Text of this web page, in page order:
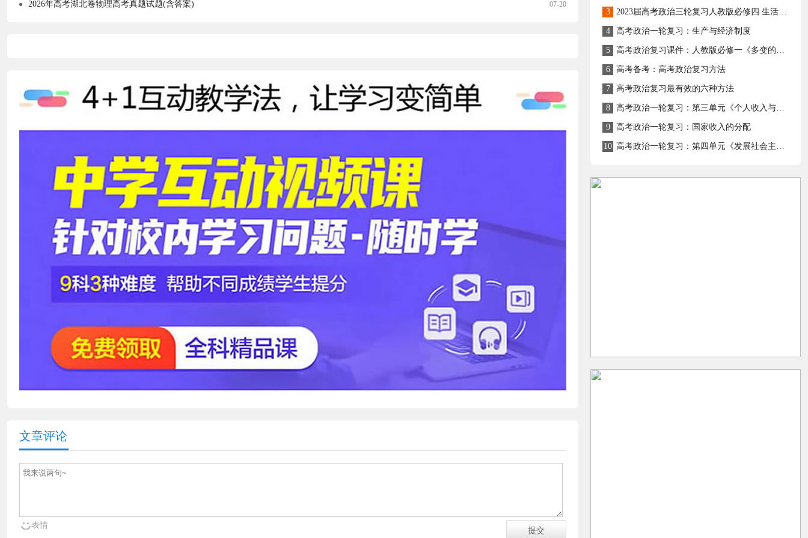
07-20
2026年高考湖北卷物理高考真题试题(含答案)
文章评论
表情
3 2023届高考政治三轮复习人教版必修四 生活与哲学主干知识总结
4 高考政治一轮复习：生产与经济制度
5 高考政治复习课件：人教版必修一《多变的价格》
6 高考备考：高考政治复习方法
7 高考政治复习最有效的六种方法
8 高考政治一轮复习：第三单元《个人收入与分配》主观题答题模板
9 高考政治一轮复习：国家收入的分配
10 高考政治一轮复习：第四单元《发展社会主义市场经济》主观题答题模板